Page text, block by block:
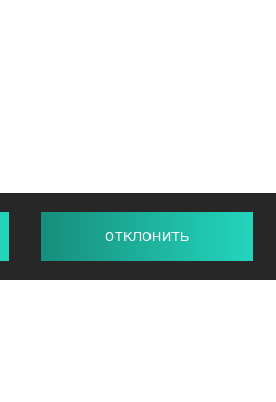
ОТКЛОНИТЬ